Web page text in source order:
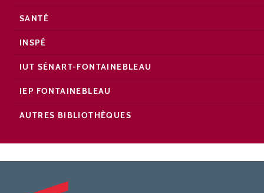
SANTÉ
INSPÉ
IUT SÉNART-FONTAINEBLEAU
IEP FONTAINEBLEAU
AUTRES BIBLIOTHÈQUES